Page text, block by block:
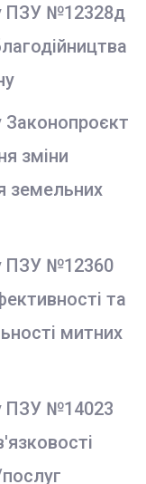
ПЗУ №12328д
зміни
земельних
ПЗУ №12360
та
митних
ПЗУ №14023